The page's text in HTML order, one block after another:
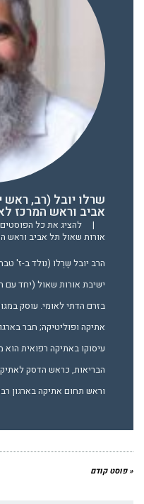
שרלו יובל (רב,
אביב וראש המרכז
|
להציג את כל
אורות שאול תל אביב וראש
ישיבת אורות שאול (יחד עם
בזרם הדתי לאומי. עוסק
אתיקה ופוליטיקה; חבר
עיסוקו באתיקה רפואית
הבריאות, כראש הדסק
וראש תחום אתיקה בארגון
« פוסט קודם